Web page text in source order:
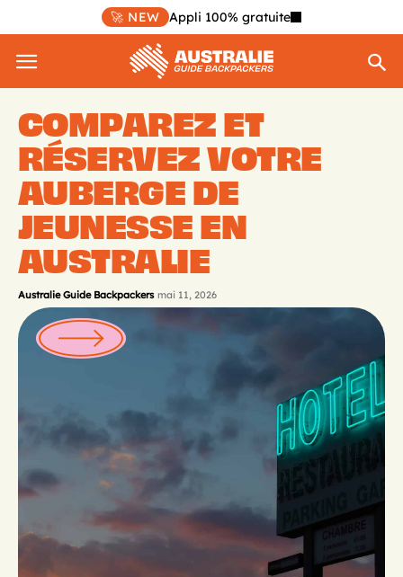
🚀 NEW Appli 100% gratuite
COMPAREZ ET
RÉSERVEZ VOTRE
AUBERGE DE
JEUNESSE EN
AUSTRALIE
Australie Guide Backpackers mai 11, 2026